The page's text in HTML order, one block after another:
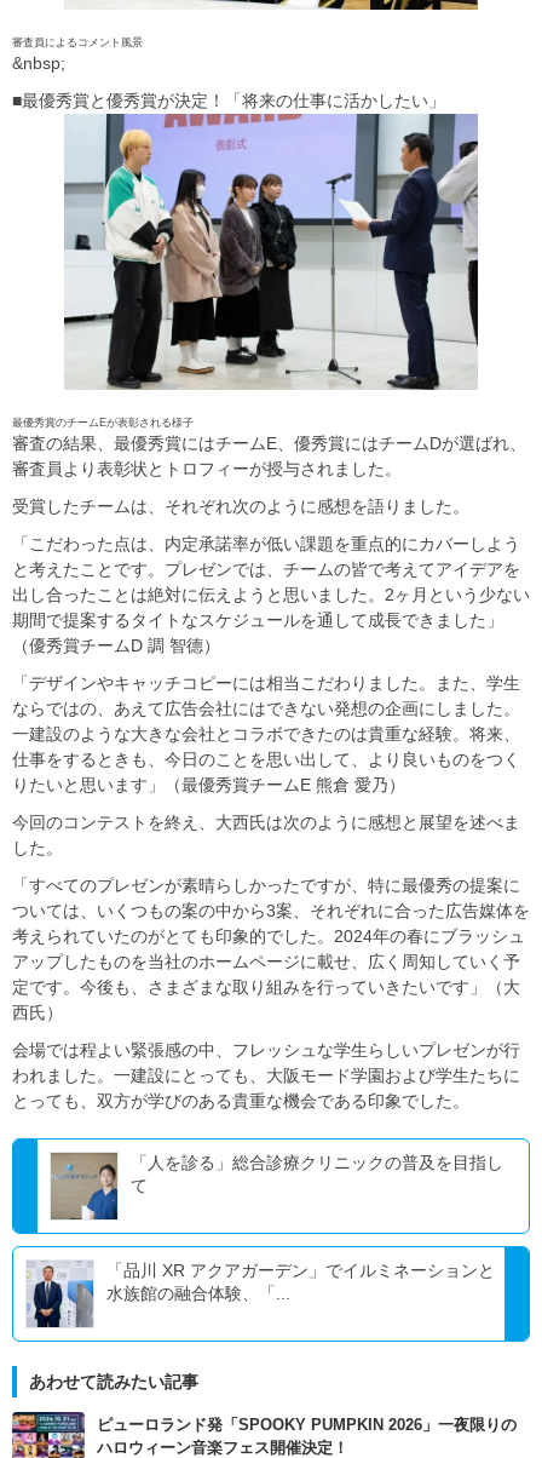
審査員によるコメント風景
&nbsp;
■最優秀賞と優秀賞が決定！「将来の仕事に活かしたい」
最優秀賞のチームEが表彰される様子
審査の結果、最優秀賞にはチームE、優秀賞にはチームDが選ばれ、
審査員より表彰状とトロフィーが授与されました。
受賞したチームは、それぞれ次のように感想を語りました。
「こだわった点は、内定承諾率が低い課題を重点的にカバーしよう
と考えたことです。プレゼンでは、チームの皆で考えてアイデアを
出し合ったことは絶対に伝えようと思いました。2ヶ月という少ない
期間で提案するタイトなスケジュールを通して成長できました」
（優秀賞チームD 調 智德）
「デザインやキャッチコピーには相当こだわりました。また、学生
ならではの、あえて広告会社にはできない発想の企画にしました。
一建設のような大きな会社とコラボできたのは貴重な経験。将来、
仕事をするときも、今日のことを思い出して、より良いものをつく
りたいと思います」（最優秀賞チームE 熊倉 愛乃）
今回のコンテストを終え、大西氏は次のように感想と展望を述べま
した。
「すべてのプレゼンが素晴らしかったですが、特に最優秀の提案に
ついては、いくつもの案の中から3案、それぞれに合った広告媒体を
考えられていたのがとても印象的でした。2024年の春にブラッシュ
アップしたものを当社のホームページに載せ、広く周知していく予
定です。今後も、さまざまな取り組みを行っていきたいです」（大
西氏）
会場では程よい緊張感の中、フレッシュな学生らしいプレゼンが行
われました。一建設にとっても、大阪モード学園および学生たちに
とっても、双方が学びのある貴重な機会である印象でした。
「人を診る」総合診療クリニックの普及を目指し
て
「品川 XR アクアガーデン」でイルミネーションと
水族館の融合体験、「...
あわせて読みたい記事
ピューロランド発「SPOOKY PUMPKIN 2026」一夜限りの
ハロウィーン音楽フェス開催決定！